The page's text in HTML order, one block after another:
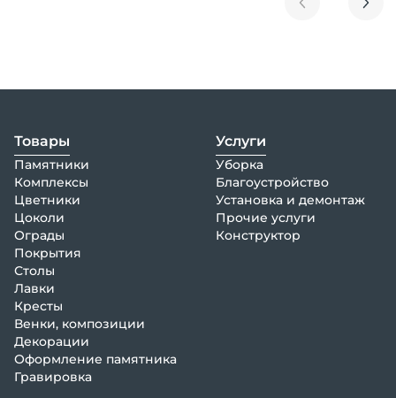
Товары
Памятники
Комплексы
Цветники
Цоколи
Ограды
Покрытия
Столы
Лавки
Кресты
Венки, композиции
Декорации
Оформление памятника
Гравировка
Услуги
Уборка
Благоустройство
Установка и демонтаж
Прочие услуги
Конструктор